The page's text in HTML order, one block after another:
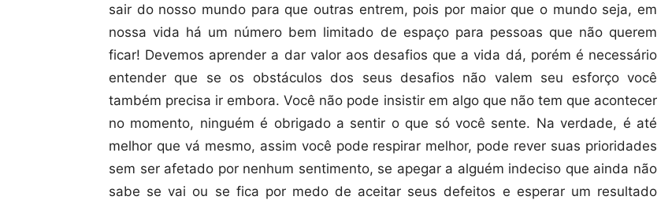
sair do nosso mundo para que outras entrem, pois por maior que o mundo seja, em
nossa vida há um número bem limitado de espaço para pessoas que não querem
ficar! Devemos aprender a dar valor aos desafios que a vida dá, porém é necessário
entender que se os obstáculos dos seus desafios não valem seu esforço você
também precisa ir embora. Você não pode insistir em algo que não tem que acontecer
no momento, ninguém é obrigado a sentir o que só você sente. Na verdade, é até
melhor que vá mesmo, assim você pode respirar melhor, pode rever suas prioridades
sem ser afetado por nenhum sentimento, se apegar a alguém indeciso que ainda não
sabe se vai ou se fica por medo de aceitar seus defeitos e esperar um resultado